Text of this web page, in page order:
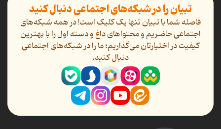
تبیان را در شبکه‌های اجتماعی دنبال کنید
فاصله شما با تبیان تنها یک کلیک است! در همه شبکه‌های
اجتماعی حاضریم و محتواهای داغ و دسته اول را با بهترین
کیفیت در اختیارتان می‌گذاریم؛ ما را در شبکه‌های اجتماعی
دنیال کنید.